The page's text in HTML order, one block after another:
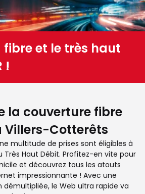
fibre et le très haut
!
la couverture fibre
Villers-Cotterêts
multitude de prises sont éligibles à
Très Haut Débit. Profitez-en vite pour
et découvrez tous les atouts
impressionnante ! Avec une
démultipliée, le Web ultra rapide va